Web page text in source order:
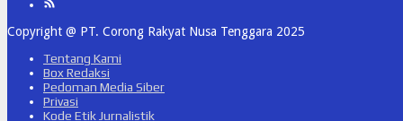
Copyright @ PT. Corong Rakyat Nusa Tenggara 2025
Tentang Kami
Box Redaksi
Pedoman Media Siber
Privasi
Kode Etik Jurnalistik